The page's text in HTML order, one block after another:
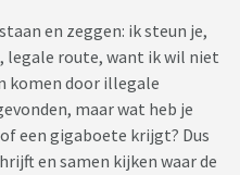
en zeggen: ik steun je,
legale route, want ik wil niet
komen door illegale
maar wat heb je
een gigaboete krijgt? Dus
en samen kijken waar de